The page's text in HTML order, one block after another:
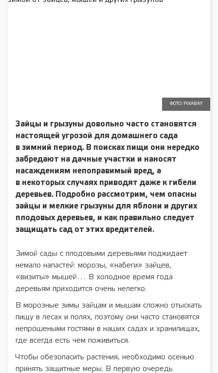
ФОТО: PIXABAY
Зайцы и грызуны довольно часто становятся
настоящей угрозой для домашнего сада
в зимний период. В поисках пищи они нередко
забредают на дачные участки и наносят
насаждениям непоправимый вред, а
в некоторых случаях приводят даже к гибели
деревьев. Подробно рассмотрим, чем опасны
зайцы и мелкие грызуны для яблони и других
плодовых деревьев, и как правильно следует
защищать сад от этих вредителей.
Зимой сады с плодовыми деревьями поджидает
немало напастей: морозы, «набеги» зайцев,
«визиты» мышей… В холодное время года
деревьям приходится очень нелегко.
В морозные зимы зайцам и мышам сложно отыскать
пищу в лесах и полях, поэтому они часто становятся
непрошеными гостями в наших садах и хранилищах,
где всегда есть чем поживиться.
Чтобы обезопасить растения, необходимо осенью
принять защитные меры. В первую очередь